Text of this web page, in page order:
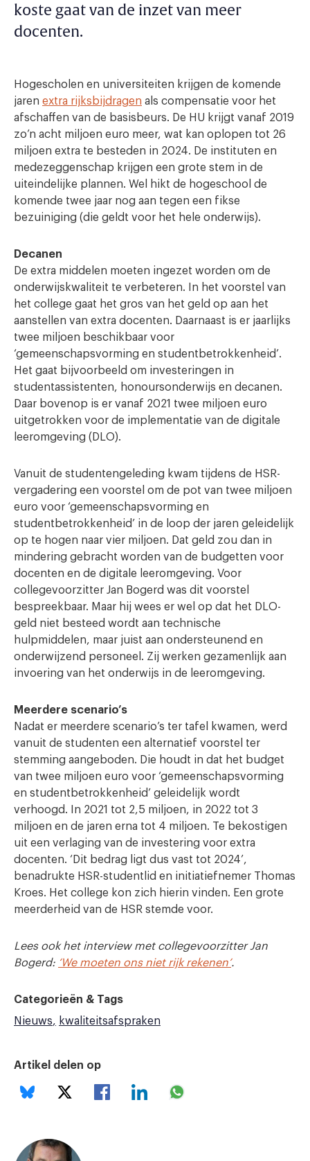
koste gaat van de inzet van meer
docenten.
Hogescholen en universiteiten krijgen de komende
jaren extra rijksbijdragen als compensatie voor het
afschaffen van de basisbeurs. De HU krijgt vanaf 2019
zo’n acht miljoen euro meer, wat kan oplopen tot 26
miljoen extra te besteden in 2024. De instituten en
medezeggenschap krijgen een grote stem in de
uiteindelijke plannen. Wel hikt de hogeschool de
komende twee jaar nog aan tegen een fikse
bezuiniging (die geldt voor het hele onderwijs).
Decanen
De extra middelen moeten ingezet worden om de
onderwijskwaliteit te verbeteren. In het voorstel van
het college gaat het gros van het geld op aan het
aanstellen van extra docenten. Daarnaast is er jaarlijks
twee miljoen beschikbaar voor
‘gemeenschapsvorming en studentbetrokkenheid’.
Het gaat bijvoorbeeld om investeringen in
studentassistenten, honoursonderwijs en decanen.
Daar bovenop is er vanaf 2021 twee miljoen euro
uitgetrokken voor de implementatie van de digitale
leeromgeving (DLO).
Vanuit de studentengeleding kwam tijdens de HSR-
vergadering een voorstel om de pot van twee miljoen
euro voor ‘gemeenschapsvorming en
studentbetrokkenheid’ in de loop der jaren geleidelijk
op te hogen naar vier miljoen. Dat geld zou dan in
mindering gebracht worden van de budgetten voor
docenten en de digitale leeromgeving. Voor
collegevoorzitter Jan Bogerd was dit voorstel
bespreekbaar. Maar hij wees er wel op dat het DLO-
geld niet besteed wordt aan technische
hulpmiddelen, maar juist aan ondersteunend en
onderwijzend personeel. Zij werken gezamenlijk aan
invoering van het onderwijs in de leeromgeving.
Meerdere scenario’s
Nadat er meerdere scenario’s ter tafel kwamen, werd
vanuit de studenten een alternatief voorstel ter
stemming aangeboden. Die houdt in dat het budget
van twee miljoen euro voor ‘gemeenschapsvorming
en studentbetrokkenheid’ geleidelijk wordt
verhoogd. In 2021 tot 2,5 miljoen, in 2022 tot 3
miljoen en de jaren erna tot 4 miljoen. Te bekostigen
uit een verlaging van de investering voor extra
docenten. ‘Dit bedrag ligt dus vast tot 2024’,
benadrukte HSR-studentlid en initiatiefnemer Thomas
Kroes. Het college kon zich hierin vinden. Een grote
meerderheid van de HSR stemde voor.
Lees ook het interview met collegevoorzitter Jan
Bogerd: ‘We moeten ons niet rijk rekenen’.
Categorieën & Tags
Nieuws
kwaliteitsafspraken
Artikel delen op